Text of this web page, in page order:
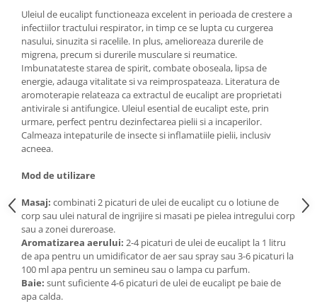
Ventilatoare
Purificatoare
Incalzitoare corporale
Electrocasnice mici
Suplimente nutritive
Proteine si aminoacizi
Proteine
Aminoacizi
Tablete energizante
Uniforme si saboti medicali
Saboti medicali
Resigilate
Carti
Uleiul de eucalipt functioneaza excelent in perioada de crestere a
infectiilor tractului respirator, in timp ce se lupta cu curgerea
nasului, sinuzita si racelile. In plus, amelioreaza durerile de
migrena, precum si durerile musculare si reumatice.
Imbunatateste starea de spirit, combate oboseala, lipsa de
energie, adauga vitalitate si va reimprospateaza. Literatura de
aromoterapie relateaza ca extractul de eucalipt are proprietati
antivirale si antifungice. Uleiul esential de eucalipt este, prin
urmare, perfect pentru dezinfectarea pielii si a incaperilor.
Calmeaza intepaturile de insecte si inflamatiile pielii, inclusiv
acneea.
Mod de utilizare
Masaj: combinati 2 picaturi de ulei de eucalipt cu o lotiune de
corp sau ulei natural de ingrijire si masati pe pielea intregului corp
sau a zonei dureroase.
Aromatizarea aerului: 2-4 picaturi de ulei de eucalipt la 1 litru
de apa pentru un umidificator de aer sau spray sau 3-6 picaturi la
100 ml apa pentru un semineu sau o lampa cu parfum.
Baie: sunt suficiente 4-6 picaturi de ulei de eucalipt pe baie de
apa calda.